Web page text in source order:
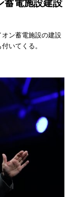
蓄電施設建設
ン蓄電施設の建設
いてくる。